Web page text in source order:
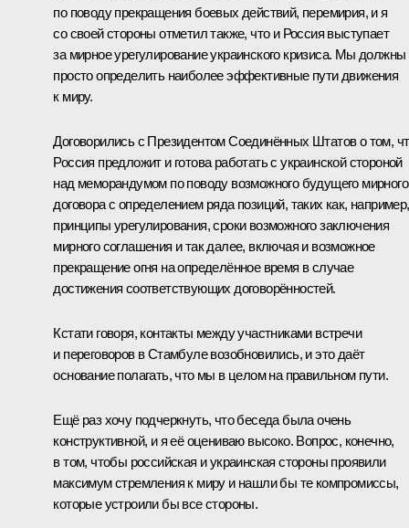
по поводу прекращения боевых действий, перемирия, и я
со своей стороны отметил также, что и Россия выступает
за мирное урегулирование украинского кризиса. Мы должны
просто определить наиболее эффективные пути движения
к миру.
Договорились с Президентом Соединённых Штатов о том,
Россия предложит и готова работать с украинской стороной
над меморандумом по поводу возможного будущего мирного
договора с определением ряда позиций, таких как, например,
принципы урегулирования, сроки возможного заключения
мирного соглашения и так далее, включая и возможное
прекращение огня на определённое время в случае
достижения соответствующих договорённостей.
Кстати говоря, контакты между участниками встречи
и переговоров в Стамбуле возобновились, и это даёт
основание полагать, что мы в целом на правильном пути.
Ещё раз хочу подчеркнуть, что беседа была очень
конструктивной, и я её оцениваю высоко. Вопрос, конечно,
в том, чтобы российская и украинская стороны проявили
максимум стремления к миру и нашли бы те компромиссы,
которые устроили бы все стороны.